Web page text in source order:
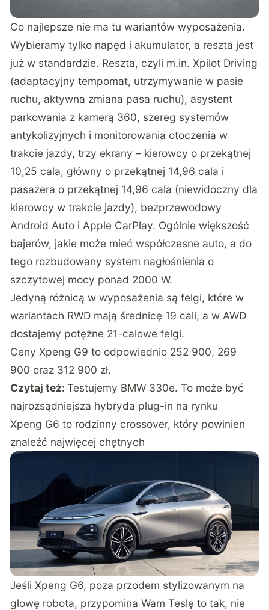
Co najlepsze nie ma tu wariantów wyposażenia.
Wybieramy tylko napęd i akumulator, a reszta jest
już w standardzie. Reszta, czyli m.in. Xpilot Driving
(adaptacyjny tempomat, utrzymywanie w pasie
ruchu, aktywna zmiana pasa ruchu), asystent
parkowania z kamerą 360, szereg systemów
antykolizyjnych i monitorowania otoczenia w
trakcie jazdy, trzy ekrany – kierowcy o przekątnej
10,25 cala, główny o przekątnej 14,96 cala i
pasażera o przekątnej 14,96 cala (niewidoczny dla
kierowcy w trakcie jazdy), bezprzewodowy
Android Auto i Apple CarPlay. Ogólnie większość
bajerów, jakie może mieć współczesne auto, a do
tego rozbudowany system nagłośnienia o
szczytowej mocy ponad 2000 W.
Jedyną różnicą w wyposażenia są felgi, które w
wariantach RWD mają średnicę 19 cali, a w AWD
dostajemy potężne 21-calowe felgi.
Ceny Xpeng G9 to odpowiednio 252 900, 269
900 oraz 312 900 zł.
Czytaj też:Testujemy BMW 330e. To może być
najrozsądniejsza hybryda plug-in na rynku
Xpeng G6 to rodzinny crossover, który powinien
znaleźć najwięcej chętnych
Jeśli Xpeng G6, poza przodem stylizowanym na
głowę robota, przypomina Wam Teslę to tak, nie